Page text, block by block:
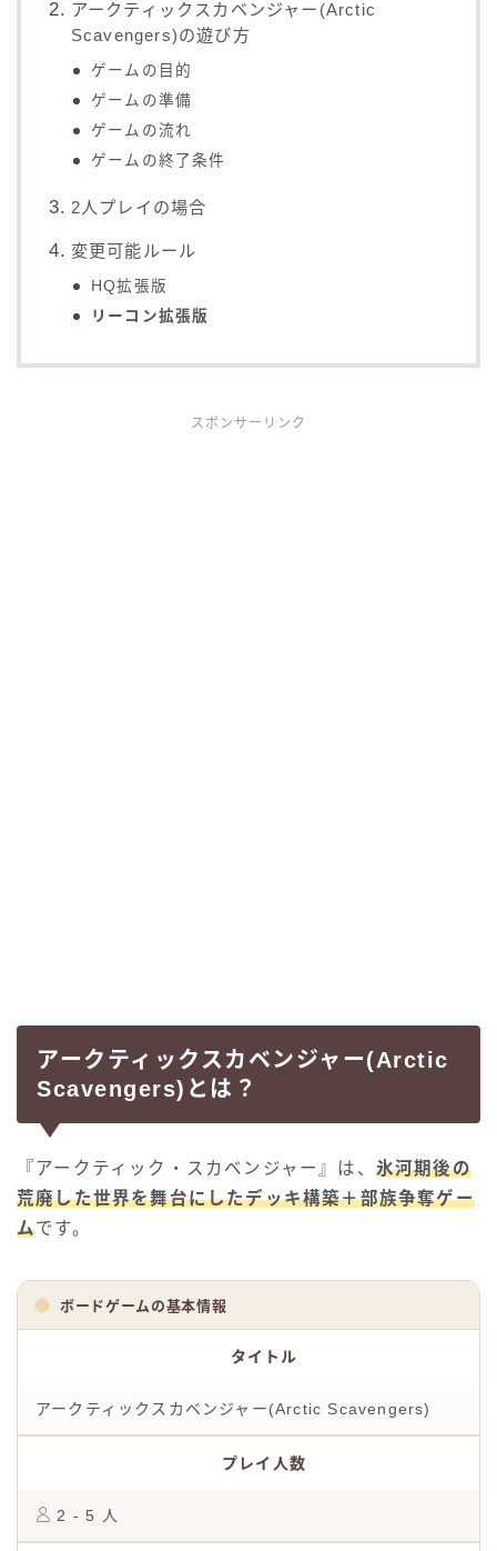
アークティックスカベンジャー(Arctic
Scavengers)の遊び方
ゲームの目的
ゲームの準備
ゲームの流れ
ゲームの終了条件
2人プレイの場合
変更可能ルール
HQ拡張版
リーコン拡張版
スポンサーリンク
アークティックスカベンジャー(Arctic
Scavengers)とは？
『アークティック・スカベンジャー』は、 氷河期後の
荒廃した世界を舞台にしたデッキ構築＋部族争奪ゲー
ムです。
ボードゲームの基本情報
タイトル
アークティックスカベンジャー(Arctic Scavengers)
プレイ人数
2 - 5 人